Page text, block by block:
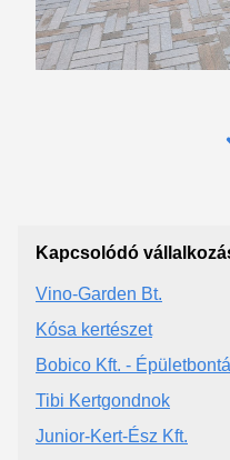
Kapcsolódó
Vino-Garden Bt.
Kósa kertészet
Bobico Kft. -
Tibi Kertgondnok
Junior-Kert-Ész Kft.